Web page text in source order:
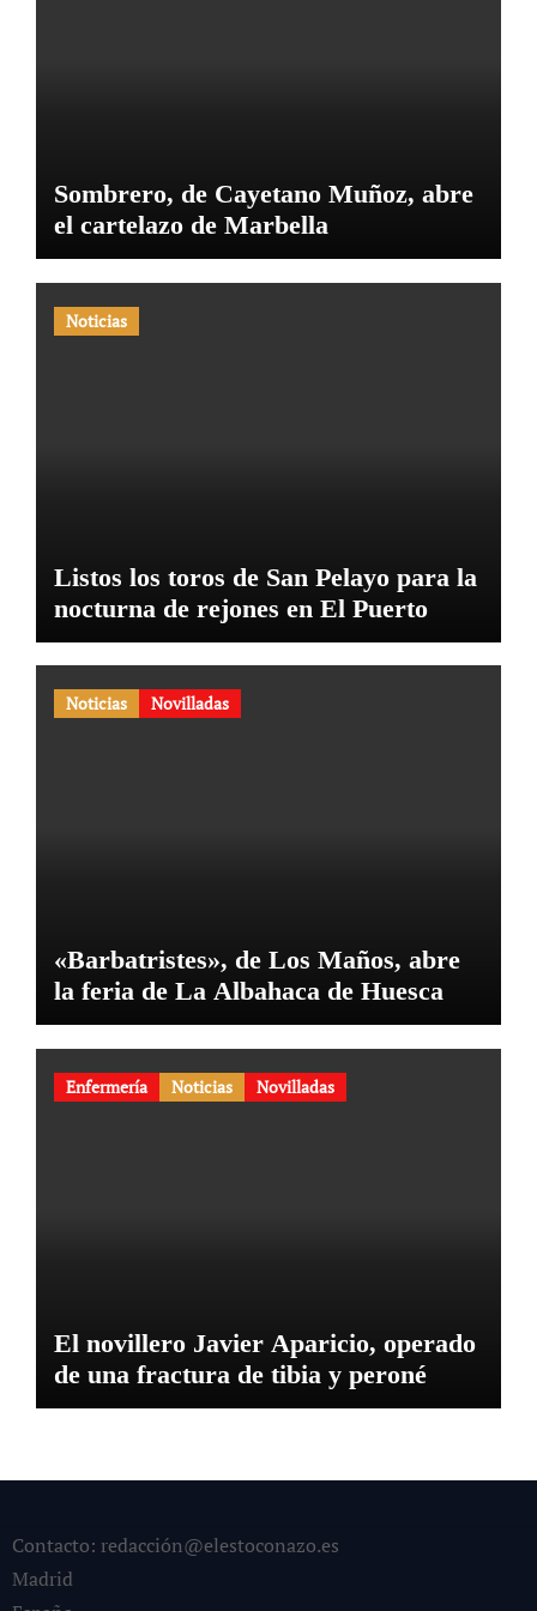
Sombrero, de Cayetano Muñoz, abre
el cartelazo de Marbella
Noticias
Listos los toros de San Pelayo para la
nocturna de rejones en El Puerto
Noticias Novilladas
«Barbatristes», de Los Maños, abre
la feria de La Albahaca de Huesca
Enfermería Noticias Novilladas
El novillero Javier Aparicio, operado
de una fractura de tibia y peroné
Contacto: redacción@elestoconazo.es
Madrid